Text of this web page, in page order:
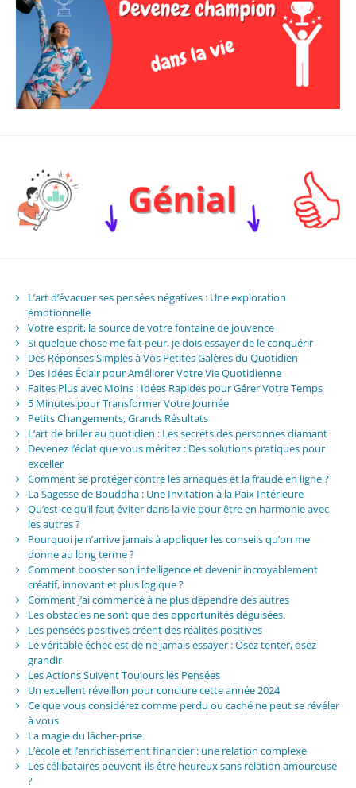
L’art d’évacuer ses pensées négatives : Une exploration
émotionnelle
Votre esprit, la source de votre fontaine de jouvence
Si quelque chose me fait peur, je dois essayer de le conquérir
Des Réponses Simples à Vos Petites Galères du Quotidien
Des Idées Éclair pour Améliorer Votre Vie Quotidienne
Faites Plus avec Moins : Idées Rapides pour Gérer Votre Temps
5 Minutes pour Transformer Votre Journée
Petits Changements, Grands Résultats
L’art de briller au quotidien : Les secrets des personnes diamant
Devenez l’éclat que vous méritez : Des solutions pratiques pour
exceller
Comment se protéger contre les arnaques et la fraude en ligne ?
La Sagesse de Bouddha : Une Invitation à la Paix Intérieure
Qu’est-ce qu’il faut éviter dans la vie pour être en harmonie avec
les autres ?
Pourquoi je n’arrive jamais à appliquer les conseils qu’on me
donne au long terme ?
Comment booster son intelligence et devenir incroyablement
créatif, innovant et plus logique ?
Comment j’ai commencé à ne plus dépendre des autres
Les obstacles ne sont que des opportunités déguisées.
Les pensées positives créent des réalités positives
Le véritable échec est de ne jamais essayer : Osez tenter, osez
grandir
Les Actions Suivent Toujours les Pensées
Un excellent réveillon pour conclure cette année 2024
Ce que vous considérez comme perdu ou caché ne peut se révéler
à vous
La magie du lâcher-prise
L’école et l’enrichissement financier : une relation complexe
Les célibataires peuvent-ils être heureux sans relation amoureuse
?